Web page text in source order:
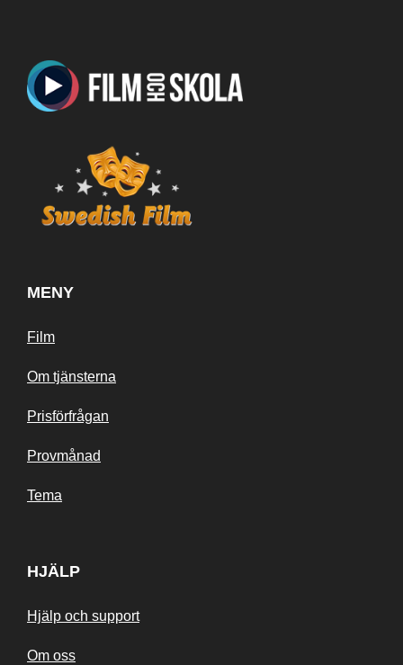
MENY
Film
Om tjänsterna
Prisförfrågan
Provmånad
Tema
HJÄLP
Hjälp och support
Om oss